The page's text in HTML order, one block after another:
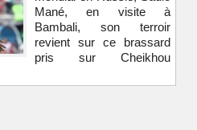
Mané, en visite à
Bambali, son terroir
revient sur ce brassard
pris sur Cheikhou